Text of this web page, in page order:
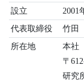
設立
2001
代表取締役
竹田
所在地
本社
〒
研究